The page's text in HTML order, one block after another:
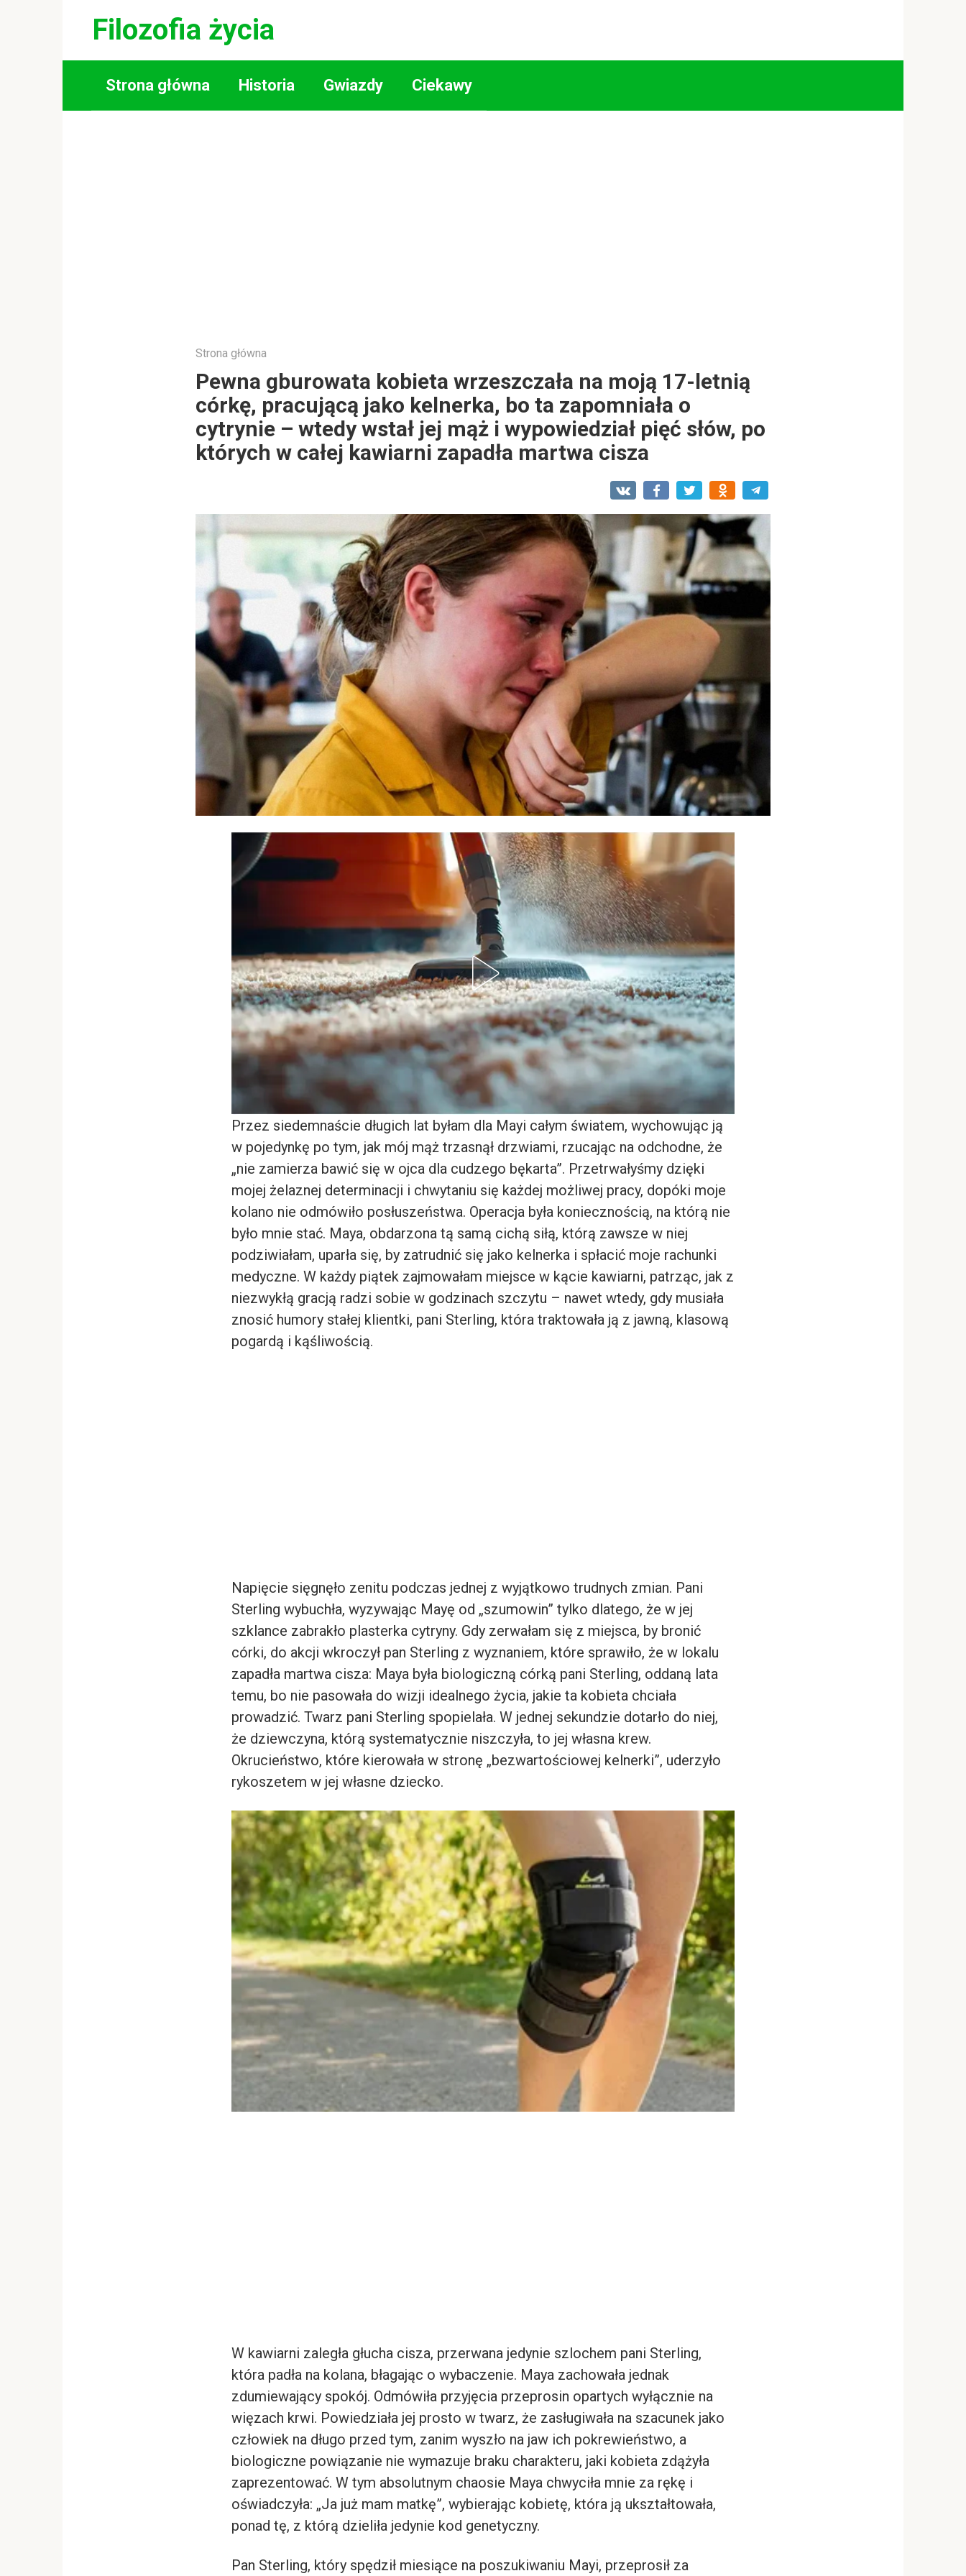
Filozofia życia
Strona główna Historia Gwiazdy Ciekawy
Strona główna
Pewna gburowata kobieta wrzeszczała na moją 17-letnią
córkę, pracującą jako kelnerka, bo ta zapomniała o
cytrynie – wtedy wstał jej mąż i wypowiedział pięć słów, po
których w całej kawiarni zapadła martwa cisza
Przez siedemnaście długich lat byłam dla Mayi całym światem, wychowując ją
w pojedynkę po tym, jak mój mąż trzasnął drzwiami, rzucając na odchodne, że
„nie zamierza bawić się w ojca dla cudzego bękarta”. Przetrwałyśmy dzięki
mojej żelaznej determinacji i chwytaniu się każdej możliwej pracy, dopóki moje
kolano nie odmówiło posłuszeństwa. Operacja była koniecznością, na którą nie
było mnie stać. Maya, obdarzona tą samą cichą siłą, którą zawsze w niej
podziwiałam, uparła się, by zatrudnić się jako kelnerka i spłacić moje rachunki
medyczne. W każdy piątek zajmowałam miejsce w kącie kawiarni, patrząc, jak z
niezwykłą gracją radzi sobie w godzinach szczytu – nawet wtedy, gdy musiała
znosić humory stałej klientki, pani Sterling, która traktowała ją z jawną, klasową
pogardą i kąśliwością.
Napięcie sięgnęło zenitu podczas jednej z wyjątkowo trudnych zmian. Pani
Sterling wybuchła, wyzywając Mayę od „szumowin” tylko dlatego, że w jej
szklance zabrakło plasterka cytryny. Gdy zerwałam się z miejsca, by bronić
córki, do akcji wkroczył pan Sterling z wyznaniem, które sprawiło, że w lokalu
zapadła martwa cisza: Maya była biologiczną córką pani Sterling, oddaną lata
temu, bo nie pasowała do wizji idealnego życia, jakie ta kobieta chciała
prowadzić. Twarz pani Sterling spopielała. W jednej sekundzie dotarło do niej,
że dziewczyna, którą systematycznie niszczyła, to jej własna krew.
Okrucieństwo, które kierowała w stronę „bezwartościowej kelnerki”, uderzyło
rykoszetem w jej własne dziecko.
W kawiarni zaległa głucha cisza, przerwana jedynie szlochem pani Sterling,
która padła na kolana, błagając o wybaczenie. Maya zachowała jednak
zdumiewający spokój. Odmówiła przyjęcia przeprosin opartych wyłącznie na
więzach krwi. Powiedziała jej prosto w twarz, że zasługiwała na szacunek jako
człowiek na długo przed tym, zanim wyszło na jaw ich pokrewieństwo, a
biologiczne powiązanie nie wymazuje braku charakteru, jaki kobieta zdążyła
zaprezentować. W tym absolutnym chaosie Maya chwyciła mnie za rękę i
oświadczyła: „Ja już mam matkę”, wybierając kobietę, która ją ukształtowała,
ponad tę, z którą dzieliła jedynie kod genetyczny.
Pan Sterling, który spędził miesiące na poszukiwaniu Mayi, przeprosił za